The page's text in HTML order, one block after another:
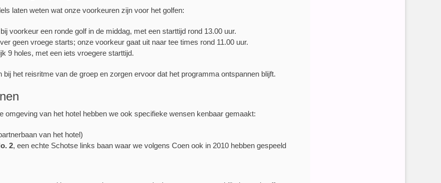
laten weten wat onze voorkeuren zijn voor het golfen:
voorkeur een ronde golf in de middag, met een starttijd rond 13.00 uur.
geen vroege starts; onze voorkeur gaat uit naar tee times rond 11.00 uur.
9 holes, met een iets vroegere starttijd.
bij het reisritme van de groep en zorgen ervoor dat het programma ontspannen blijft.
omgeving van het hotel hebben we ook specifieke wensen kenbaar gemaakt:
van het hotel)
2, een echte Schotse links baan waar we volgens Coen ook in 2010 hebben gespeeld